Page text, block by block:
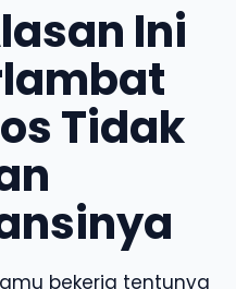
Ini
Tidak
bekerja tentunya